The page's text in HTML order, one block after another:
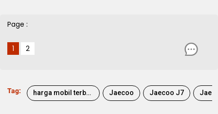
Page :
1 2
Tag: harga mobil terbaru Jaecoo Jaecoo J7